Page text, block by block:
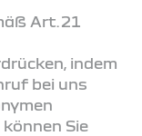
Art. 21
indem
bei uns
Sie